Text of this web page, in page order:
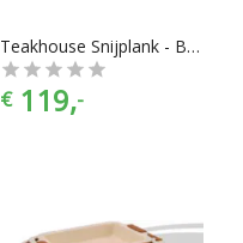
Teakhouse Snijplank - Butcher Block - End Grain - Rond - Doorsnede 45 cm - Bruin
€ 119,-